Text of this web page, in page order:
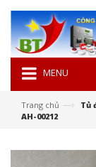
MENU
Trang chủ —›
Tủ
AH-00212